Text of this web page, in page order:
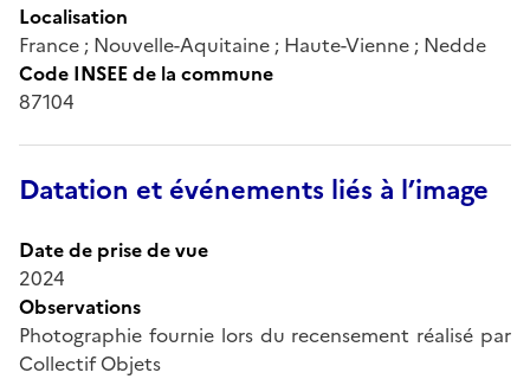
Localisation
France ; Nouvelle-Aquitaine ; Haute-Vienne ; Nedde
Code INSEE de la commune
87104
Datation et événements liés à l’image
Date de prise de vue
2024
Observations
Photographie fournie lors du recensement réalisé par
Collectif Objets